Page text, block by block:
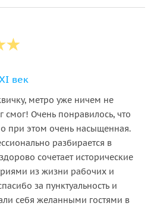
век
метро уже ничем не
смог! Очень понравилось, что
при этом очень насыщенная.
разбирается в
сочетает исторические
из жизни рабочих и
за пунктуальность и
себя желанными гостями в